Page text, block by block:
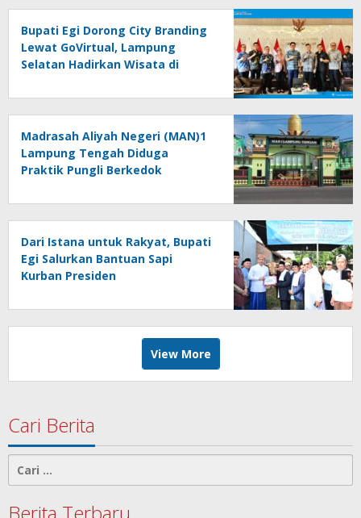
Bupati Egi Dorong City Branding
Lewat GoVirtual, Lampung
Selatan Hadirkan Wisata di
Madrasah Aliyah Negeri (MAN)1
Lampung Tengah Diduga
Praktik Pungli Berkedok
Faktanya …!!!
Dari Istana untuk Rakyat, Bupati
Egi Salurkan Bantuan Sapi
Kurban Presiden
View More
Cari Berita
Cari